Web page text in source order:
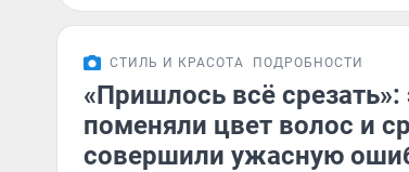
СТИЛЬ И КРАСОТА ПОДРОБНОСТИ
«Пришлось всё
поменяли цвет волос и
совершили ужасную